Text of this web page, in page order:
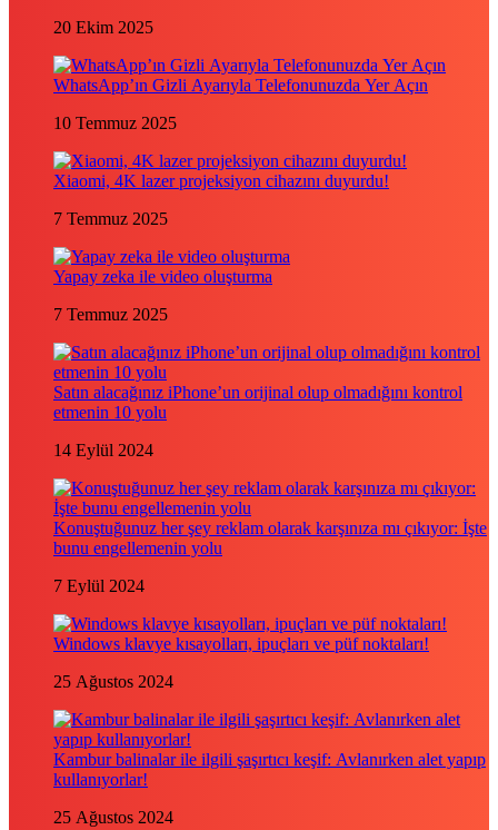
20 Ekim 2025
WhatsApp’ın Gizli Ayarıyla Telefonunuzda Yer Açın
10 Temmuz 2025
Xiaomi, 4K lazer projeksiyon cihazını duyurdu!
7 Temmuz 2025
Yapay zeka ile video oluşturma
7 Temmuz 2025
Satın alacağınız iPhone’un orijinal olup olmadığını kontrol
etmenin 10 yolu
14 Eylül 2024
Konuştuğunuz her şey reklam olarak karşınıza mı çıkıyor: İşte
bunu engellemenin yolu
7 Eylül 2024
Windows klavye kısayolları, ipuçları ve püf noktaları!
25 Ağustos 2024
Kambur balinalar ile ilgili şaşırtıcı keşif: Avlanırken alet yapıp
kullanıyorlar!
25 Ağustos 2024